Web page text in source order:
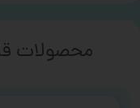
محصولات